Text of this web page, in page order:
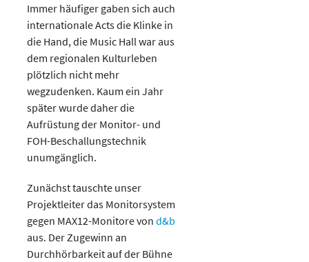
Immer häufiger gaben sich auch
internationale Acts die Klinke in
die Hand, die Music Hall war aus
dem regionalen Kulturleben
plötzlich nicht mehr
wegzudenken. Kaum ein Jahr
später wurde daher die
Aufrüstung der Monitor- und
FOH-Beschallungstechnik
unumgänglich.
Zunächst tauschte unser
Projektleiter das Monitorsystem
gegen MAX12-Monitore von d&b
aus. Der Zugewinn an
Durchhörbarkeit auf der Bühne